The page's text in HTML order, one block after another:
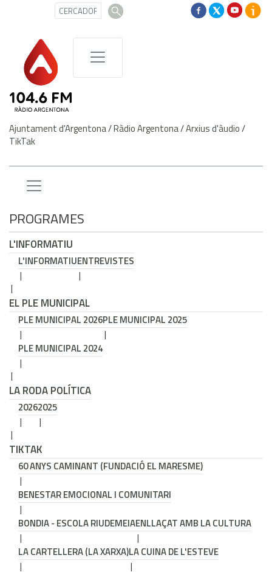
Ajuntament d'Argentona/Ràdio Argentona/Arxius d'àudio/
TikTak
PROGRAMES
L'INFORMATIU
L'INFORMATIUENTREVISTES
EL PLE MUNICIPAL
PLE MUNICIPAL 2026PLE MUNICIPAL 2025
PLE MUNICIPAL 2024
LA RODA POLÍTICA
20262025
TIKTAK
60 ANYS CAMINANT (FUNDACIÓ EL MARESME)
BENESTAR EMOCIONAL I COMUNITARI
BONDIA - ESCOLA RIUDEMEIAENLLAÇAT AMB LA CULTURA
LA CARTELLERA (LA XARXA)LA CUINA DE L'ESTEVE